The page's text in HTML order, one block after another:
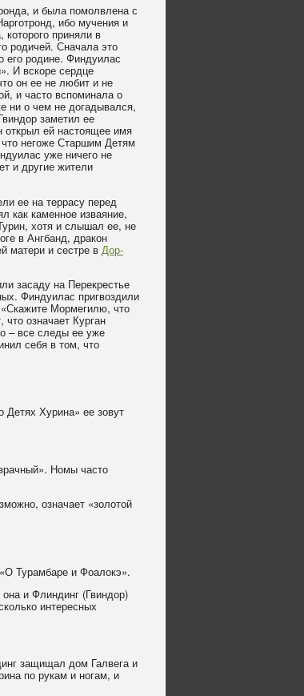
и была помолвлена с
ибо мучения и
которого приняли в
родичей. Сначала это
его родине. Финдуилас
И вскоре сердце
он ее не любит и не
и часто вспоминала о
ни о чем не догадывался,
заметил ее
открыл ей настоящее имя
негоже Старшим Детям
уже ничего не
и другие жители
ее на террасу перед
как каменное изваяние,
хотя и слышал ее, не
в Ангбанд, дракон
матери и сестре в Дор-
засаду на Перекрестье
Финдуилас пригвоздили
Мормегилю, что
означает Курган
– все следы ее уже
себя в том, что
Детях Хурина» ее зовут
Номы часто
означает «золотой
Турамбаре и Фоалокэ».
и Флиндинг (Гвиндор)
интересных
защищал дом Галвега и
по рукам и ногам, и